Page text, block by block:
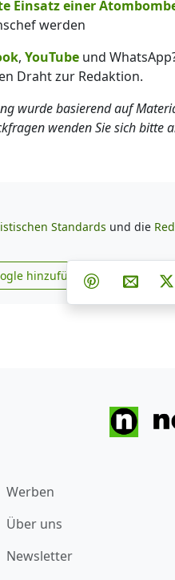
Einsatz einer
werden
, YouTube und
Draht zur Redaktion.
wurde basierend auf
wenden Sie sich bitte
Standards und die
zu Google hinzufügen
hinzufügen Teilen
Teilen auf
Per
Werben
Über uns
Newsletter